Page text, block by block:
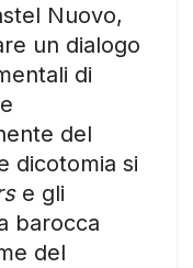
Nuovo,
un dialogo
di
del
dicotomia si
e gli
barocca
del